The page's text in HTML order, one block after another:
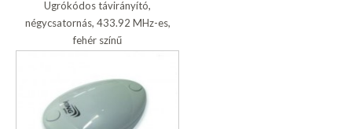
Ugrókódos távirányító,
négycsatornás, 433.92 MHz-es,
fehér színű